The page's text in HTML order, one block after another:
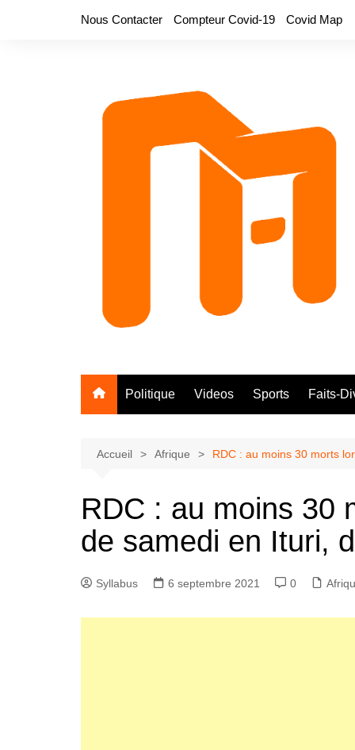
Nous Contacter Compteur Covid-19 Covid Map
Politique Videos Sports Faits-
Accueil Afrique RDC : au moins 30 morts
RDC : au moins 30
de samedi en Ituri,
Syllabus 6 septembre 2021 0